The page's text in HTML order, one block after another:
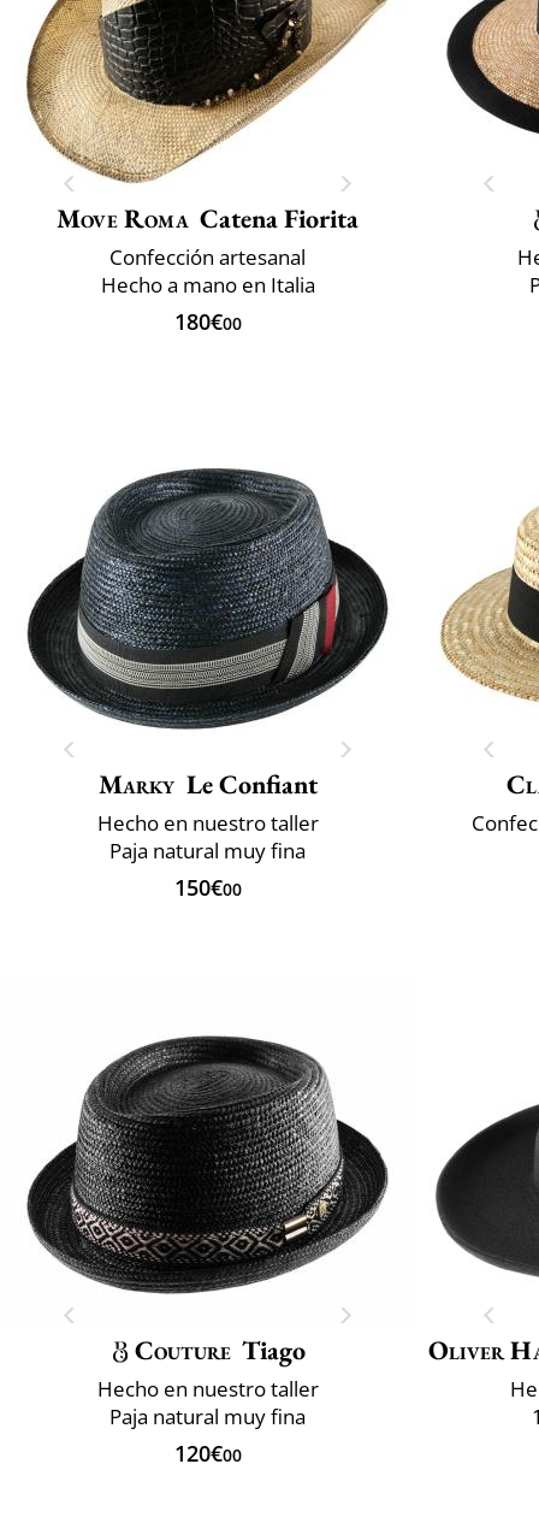
Move Roma Catena Fiorita
Confección artesanal
Hecho a mano en Italia
180€00
Marky Le Confiant
Hecho en nuestro taller
Paja natural muy fina
150€00
Couture Tiago
Hecho en nuestro taller
Paja natural muy fina
120€00
Oliver